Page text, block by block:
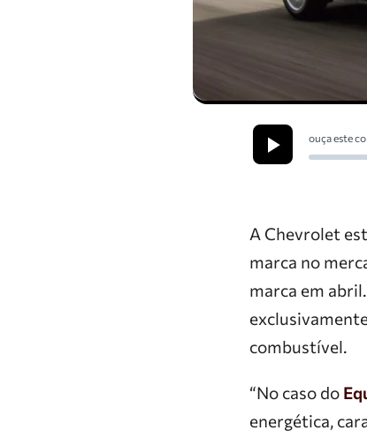
ouça este
A Chevrolet
marca no
marca em
combustível.
“No caso do
energética,